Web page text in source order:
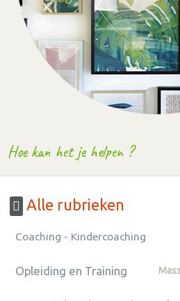
Hoe kan het je helpen ?
Alle rubrieken
Coaching - Kindercoaching
Opleiding en Training